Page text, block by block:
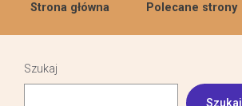
Strona główna Polecane strony
Szukaj